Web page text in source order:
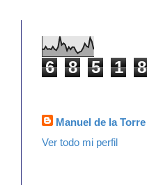
6 8 5 1 8
Manuel de la Torre
Ver todo mi perfil